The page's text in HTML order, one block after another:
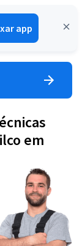
app
Entrar
em